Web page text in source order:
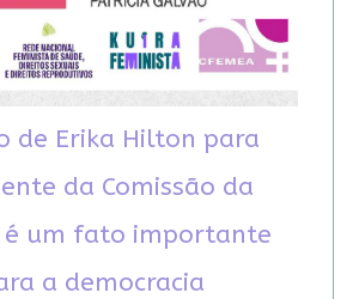
de Erika Hilton para
da Comissão da
é um fato importante
a democracia